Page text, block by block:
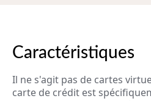
Caractéristiques
Il ne s'agit pas de cartes
carte de crédit est